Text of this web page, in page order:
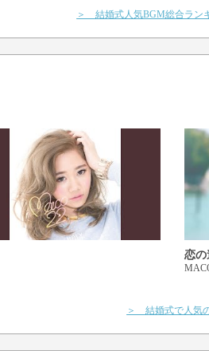
＞ 結婚式人気BGM総合ラン
恋の
＞ 結婚式で人気